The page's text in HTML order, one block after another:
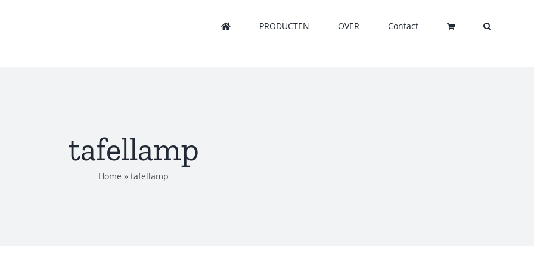
PRODUCTEN OVER Contact
tafellamp
Home » tafellamp